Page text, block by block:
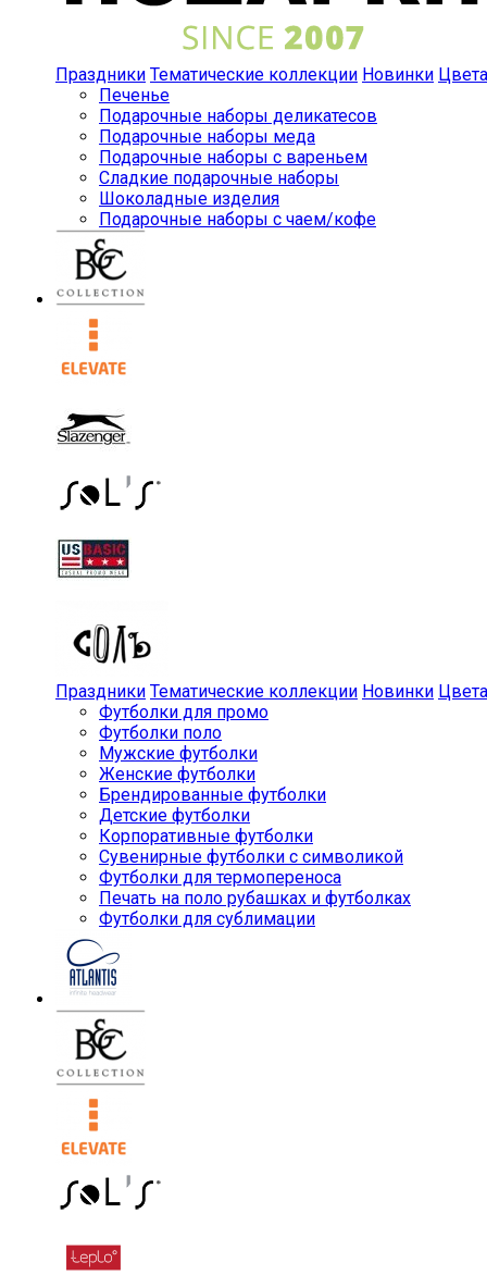
Праздники Тематические коллекции Новинки Цвета
Печенье
Подарочные наборы деликатесов
Подарочные наборы меда
Подарочные наборы с вареньем
Сладкие подарочные наборы
Шоколадные изделия
Подарочные наборы с чаем/кофе
Праздники Тематические коллекции Новинки Цвета
Футболки для промо
Футболки поло
Мужские футболки
Женские футболки
Брендированные футболки
Детские футболки
Корпоративные футболки
Сувенирные футболки с символикой
Футболки для термопереноса
Печать на поло рубашках и футболках
Футболки для сублимации